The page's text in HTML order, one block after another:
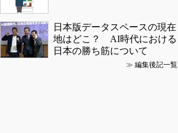
日本版データスペースの現在
地はどこ？ AI時代における
日本の勝ち筋について
≫ 編集後記一覧